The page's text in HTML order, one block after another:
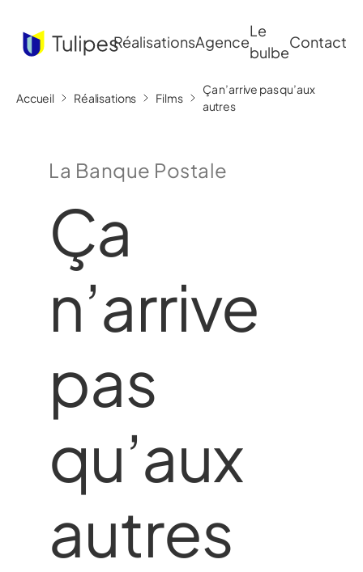
RéalisationsAgence
Le
bulbe
Contact
Accueil Réalisations Films
Ça n’arrive pas qu’aux
autres
La Banque Postale
Ça
n’arrive
pas
qu’aux
autres